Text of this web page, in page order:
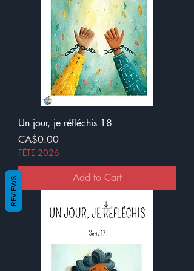
Un jour, je réfléchis 18
Price
CA$0.00
FÊTE 2026
Add to Cart
REVIEWS